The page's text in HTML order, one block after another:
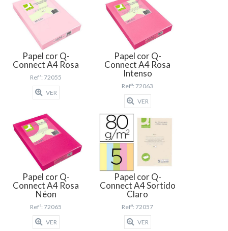
Papel cor Q-
Connect A4 Rosa
Refª: 72055
VER
Papel cor Q-
Connect A4 Rosa
Intenso
Refª: 72063
VER
Papel cor Q-
Connect A4 Rosa
Néon
Refª: 72065
VER
Papel cor Q-
Connect A4 Sortido
Claro
Refª: 72057
VER